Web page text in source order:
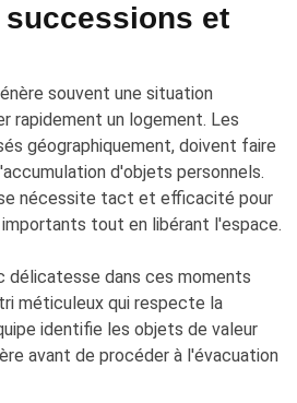
et
souvent une situation
rapidement un logement. Les
géographiquement, doivent faire
d'objets personnels.
nécessite tact et efficacité pour
tout en libérant l'espace.
délicatesse dans ces moments
méticuleux qui respecte la
identifie les objets de valeur
avant de procéder à l'évacuation